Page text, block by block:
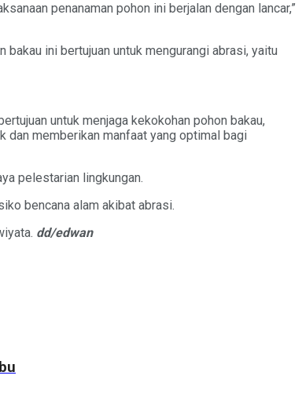
penanaman pohon ini berjalan dengan lancar,”
ini bertujuan untuk mengurangi abrasi, yaitu
untuk menjaga kekokohan pohon bakau,
dan memberikan manfaat yang optimal bagi
pelestarian lingkungan.
bencana alam akibat abrasi.
dd/edwan